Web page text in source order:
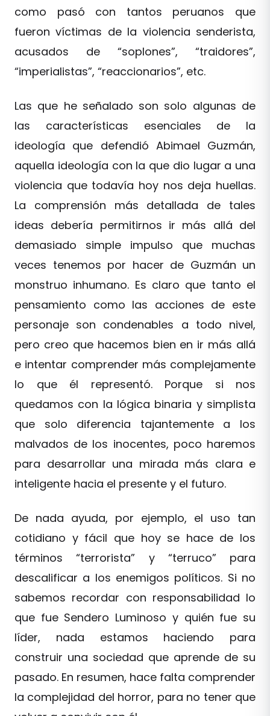
como pasó con tantos peruanos que
fueron víctimas de la violencia senderista,
acusados de “soplones”, “traidores”,
“imperialistas”, “reaccionarios”, etc.
Las que he señalado son solo algunas de
las características esenciales de la
ideología que defendió Abimael Guzmán,
aquella ideología con la que dio lugar a una
violencia que todavía hoy nos deja huellas.
La comprensión más detallada de tales
ideas debería permitirnos ir más allá del
demasiado simple impulso que muchas
veces tenemos por hacer de Guzmán un
monstruo inhumano. Es claro que tanto el
pensamiento como las acciones de este
personaje son condenables a todo nivel,
pero creo que hacemos bien en ir más allá
e intentar comprender más complejamente
lo que él representó. Porque si nos
quedamos con la lógica binaria y simplista
que solo diferencia tajantemente a los
malvados de los inocentes, poco haremos
para desarrollar una mirada más clara e
inteligente hacia el presente y el futuro.
De nada ayuda, por ejemplo, el uso tan
cotidiano y fácil que hoy se hace de los
términos “terrorista” y “terruco” para
descalificar a los enemigos políticos. Si no
sabemos recordar con responsabilidad lo
que fue Sendero Luminoso y quién fue su
líder, nada estamos haciendo para
construir una sociedad que aprende de su
pasado. En resumen, hace falta comprender
la complejidad del horror, para no tener que